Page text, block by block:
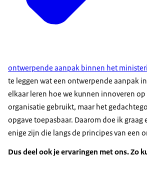
ontwerpende aanpak binnen het
te leggen wat een ontwerpende aanpak
elkaar leren hoe we kunnen innoveren
organisatie gebruikt, maar het
opgave toepasbaar. Daarom doe ik
enige zijn die langs de principes van een
Dus deel ook je ervaringen met ons. Zo